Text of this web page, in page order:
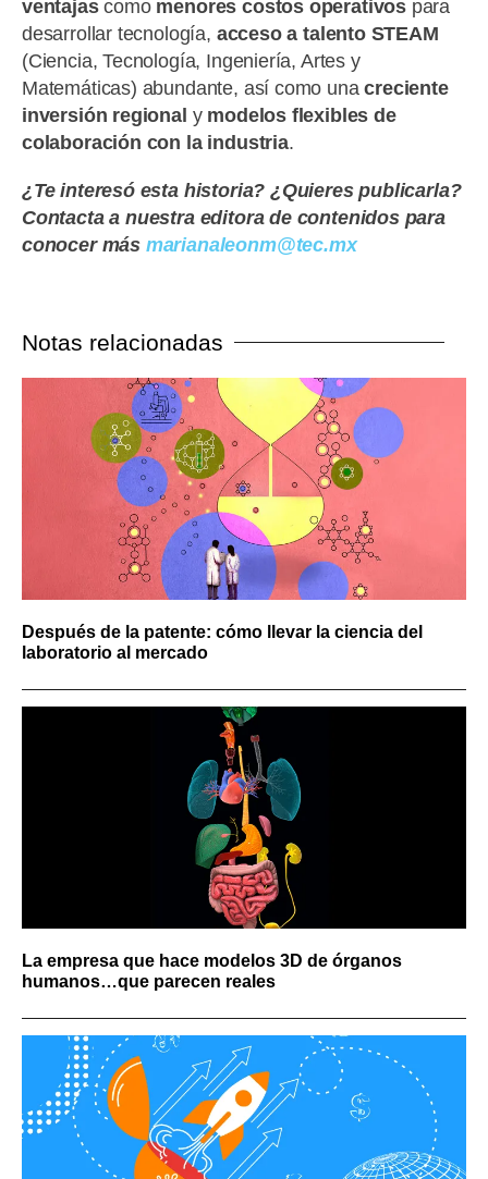
ventajascomo menores costos operativospara
desarrollar tecnología, acceso a talento STEAM
(Ciencia, Tecnología, Ingeniería, Artes y
Matemáticas) abundante, así como unacreciente
inversión regional y modelos flexibles de
colaboración con la industria.
¿Te interesó esta historia? ¿Quieres publicarla?
Contacta a nuestra editora de contenidos para
conocer más marianaleonm@tec.mx
Notas relacionadas
Después de la patente: cómo llevar la ciencia del
laboratorio al mercado
La empresa que hace modelos 3D de órganos
humanos…que parecen reales